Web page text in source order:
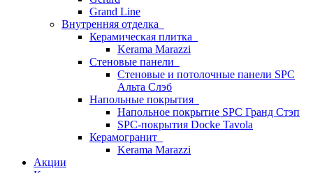
Grand Line
Внутренняя отделка
Керамическая плитка
Kerama Marazzi
Стеновые панели
Стеновые и потолочные панели SPC
Альта Слэб
Напольные покрытия
Напольное покрытие SPC Гранд Стэп
SPC-покрытия Docke Tavola
Керамогранит
Kerama Marazzi
Акции